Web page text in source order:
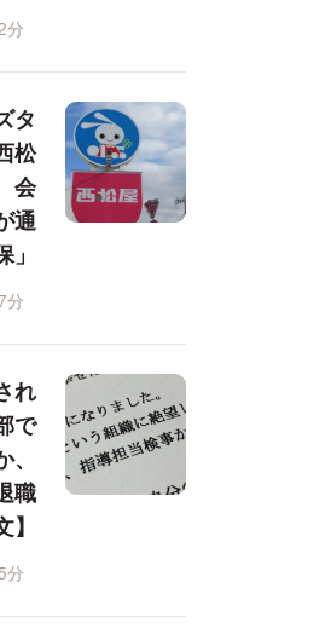
分
タ
松
会
通
分
れ
で
職
分